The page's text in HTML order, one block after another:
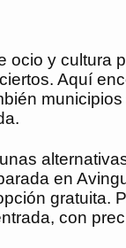
ocio y cultura
Aquí
en
gratuita.
con